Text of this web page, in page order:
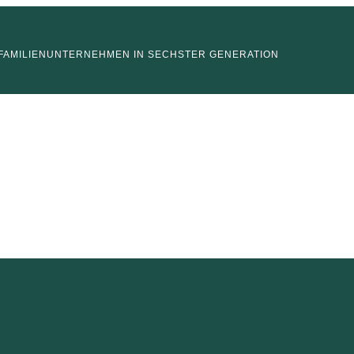
FAMILIENUNTERNEHMEN IN SECHSTER GENERATION